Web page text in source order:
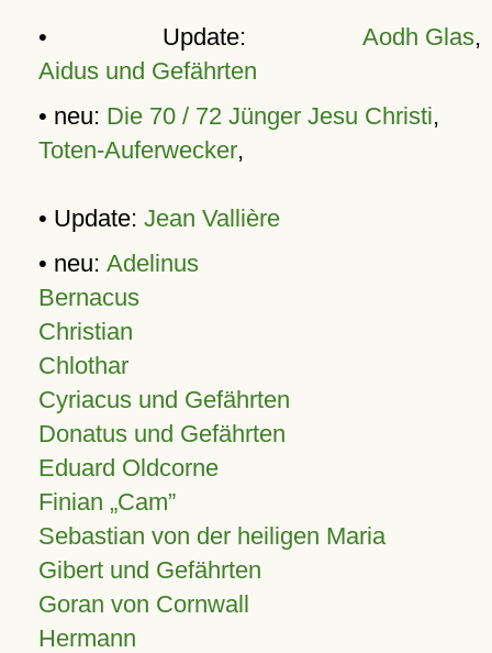
• Update: Aodh Glas,
Aidus und Gefährten
• neu: Die 70 / 72 Jünger Jesu Christi,
Toten-Auferwecker,
• Update: Jean Vallière
• neu: Adelinus
Bernacus
Christian
Chlothar
Cyriacus und Gefährten
Donatus und Gefährten
Eduard Oldcorne
Finian Cam
Sebastian von der heiligen Maria
Gibert und Gefährten
Goran von Cornwall
Hermann